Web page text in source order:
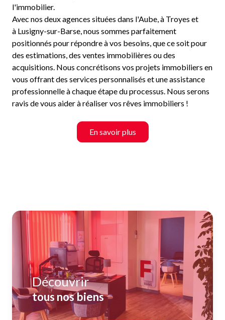
Découvrir
tous nos biens
l'immobilier.
Avec nos deux agences situées dans l'Aube, à Troyes et
à Lusigny-sur-Barse, nous sommes parfaitement
positionnés pour répondre à vos besoins, que ce soit pour
des estimations, des ventes immobilières ou des
acquisitions. Nous concrétisons vos projets immobiliers en
vous offrant des services personnalisés et une assistance
professionnelle à chaque étape du processus. Nous serons
ravis de vous aider à réaliser vos rêves immobiliers !
En savoir plus